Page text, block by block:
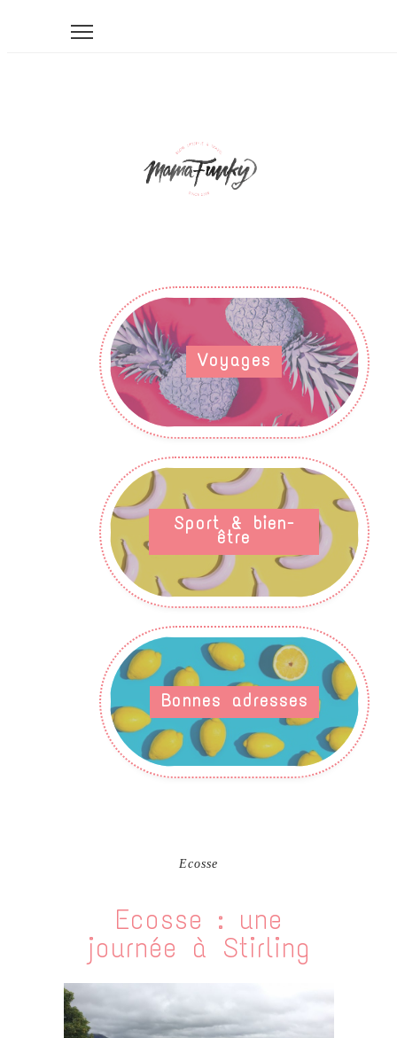
Voyages
Sport & bien-
être
Bonnes adresses
Ecosse
Ecosse : une
journée à Stirling